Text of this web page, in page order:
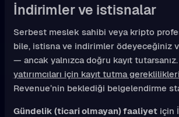
İndirimler ve istisnalar
Serbest meslek sahibi veya kripto
bile, istisna ve indirimler ödeyeceğiniz
— ancak yalnızca doğru kayıt tutarsanız.
yatırımcıları için kayıt tutma gereklilikleri
Revenue’nin beklediği belgelendirme
Gündelik (ticari olmayan) faaliyetiçin